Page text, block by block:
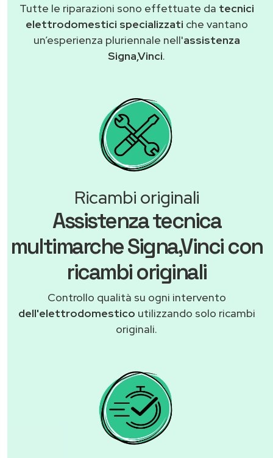
Tutte le riparazioni sono effettuate da tecnici
elettrodomestici specializzati che vantano
un’esperienza pluriennale nell'assistenza
Signa,Vinci.
Ricambi originali
Assistenza tecnica
multimarche Signa,Vinci con
ricambi originali
Controllo qualità su ogni intervento
dell'elettrodomestico utilizzando solo ricambi
originali.